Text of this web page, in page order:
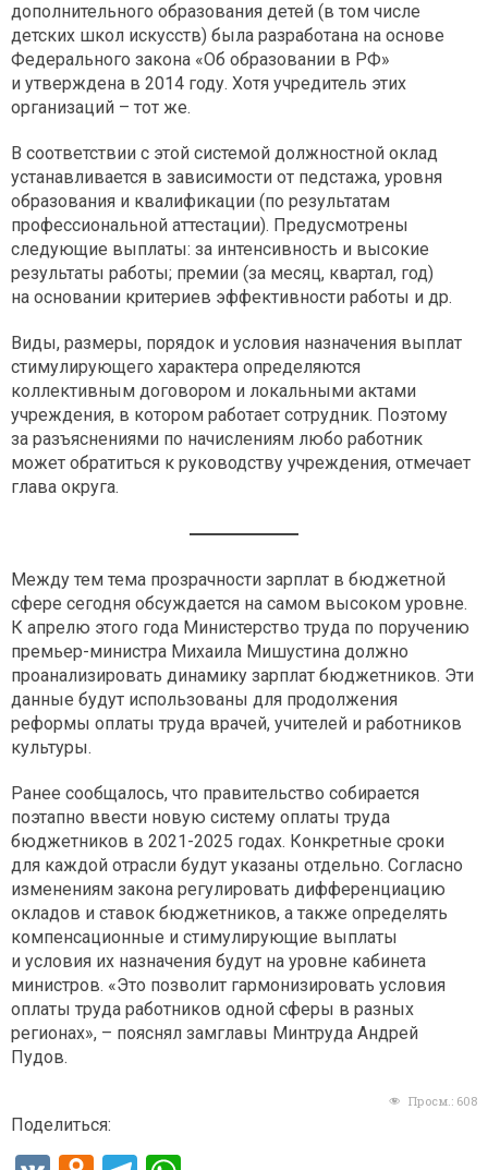
дополнительного образования детей (в том числе
детских школ искусств) была разработана на основе
Федерального закона «Об образовании в РФ»
и утверждена в 2014 году. Хотя учредитель этих
организаций – тот же.
В соответствии с этой системой должностной оклад
устанавливается в зависимости от педстажа, уровня
образования и квалификации (по результатам
профессиональной аттестации). Предусмотрены
следующие выплаты: за интенсивность и высокие
результаты работы; премии (за месяц, квартал, год)
на основании критериев эффективности работы и др.
Виды, размеры, порядок и условия назначения выплат
стимулирующего характера определяются
коллективным договором и локальными актами
учреждения, в котором работает сотрудник. Поэтому
за разъяснениями по начислениям любо работник
может обратиться к руководству учреждения, отмечает
глава округа.
Между тем тема прозрачности зарплат в бюджетной
сфере сегодня обсуждается на самом высоком уровне.
К апрелю этого года Министерство труда по поручению
премьер-министра Михаила Мишустина должно
проанализировать динамику зарплат бюджетников. Эти
данные будут использованы для продолжения
реформы оплаты труда врачей, учителей и работников
культуры.
Ранее сообщалось, что правительство собирается
поэтапно ввести новую систему оплаты труда
бюджетников в 2021-2025 годах. Конкретные сроки
для каждой отрасли будут указаны отдельно. Согласно
изменениям закона регулировать дифференциацию
окладов и ставок бюджетников, а также определять
компенсационные и стимулирующие выплаты
и условия их назначения будут на уровне кабинета
министров. «Это позволит гармонизировать условия
оплаты труда работников одной сферы в разных
регионах», – пояснял замглавы Минтруда Андрей
Пудов.
Просм.: 608
Поделиться: